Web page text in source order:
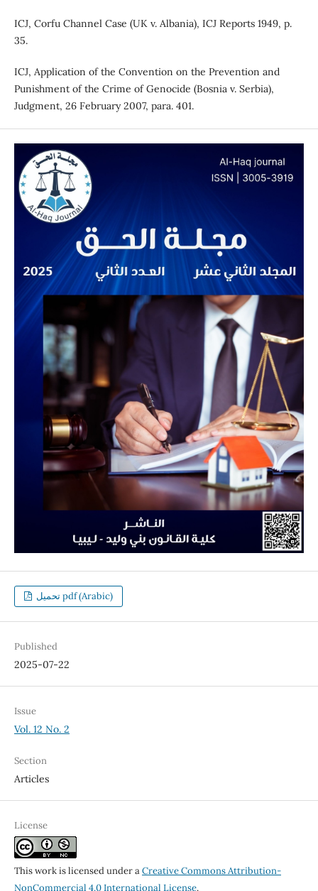
ICJ, Corfu Channel Case (UK v. Albania), ICJ Reports 1949, p.
35.
ICJ, Application of the Convention on the Prevention and
Punishment of the Crime of Genocide (Bosnia v. Serbia),
Judgment, 26 February 2007, para. 401.
تحميل pdf (Arabic)
Published
2025-07-22
Issue
Vol. 12 No. 2
Section
Articles
License
This work is licensed under aCreative Commons Attribution-
NonCommercial 4.0 International License.